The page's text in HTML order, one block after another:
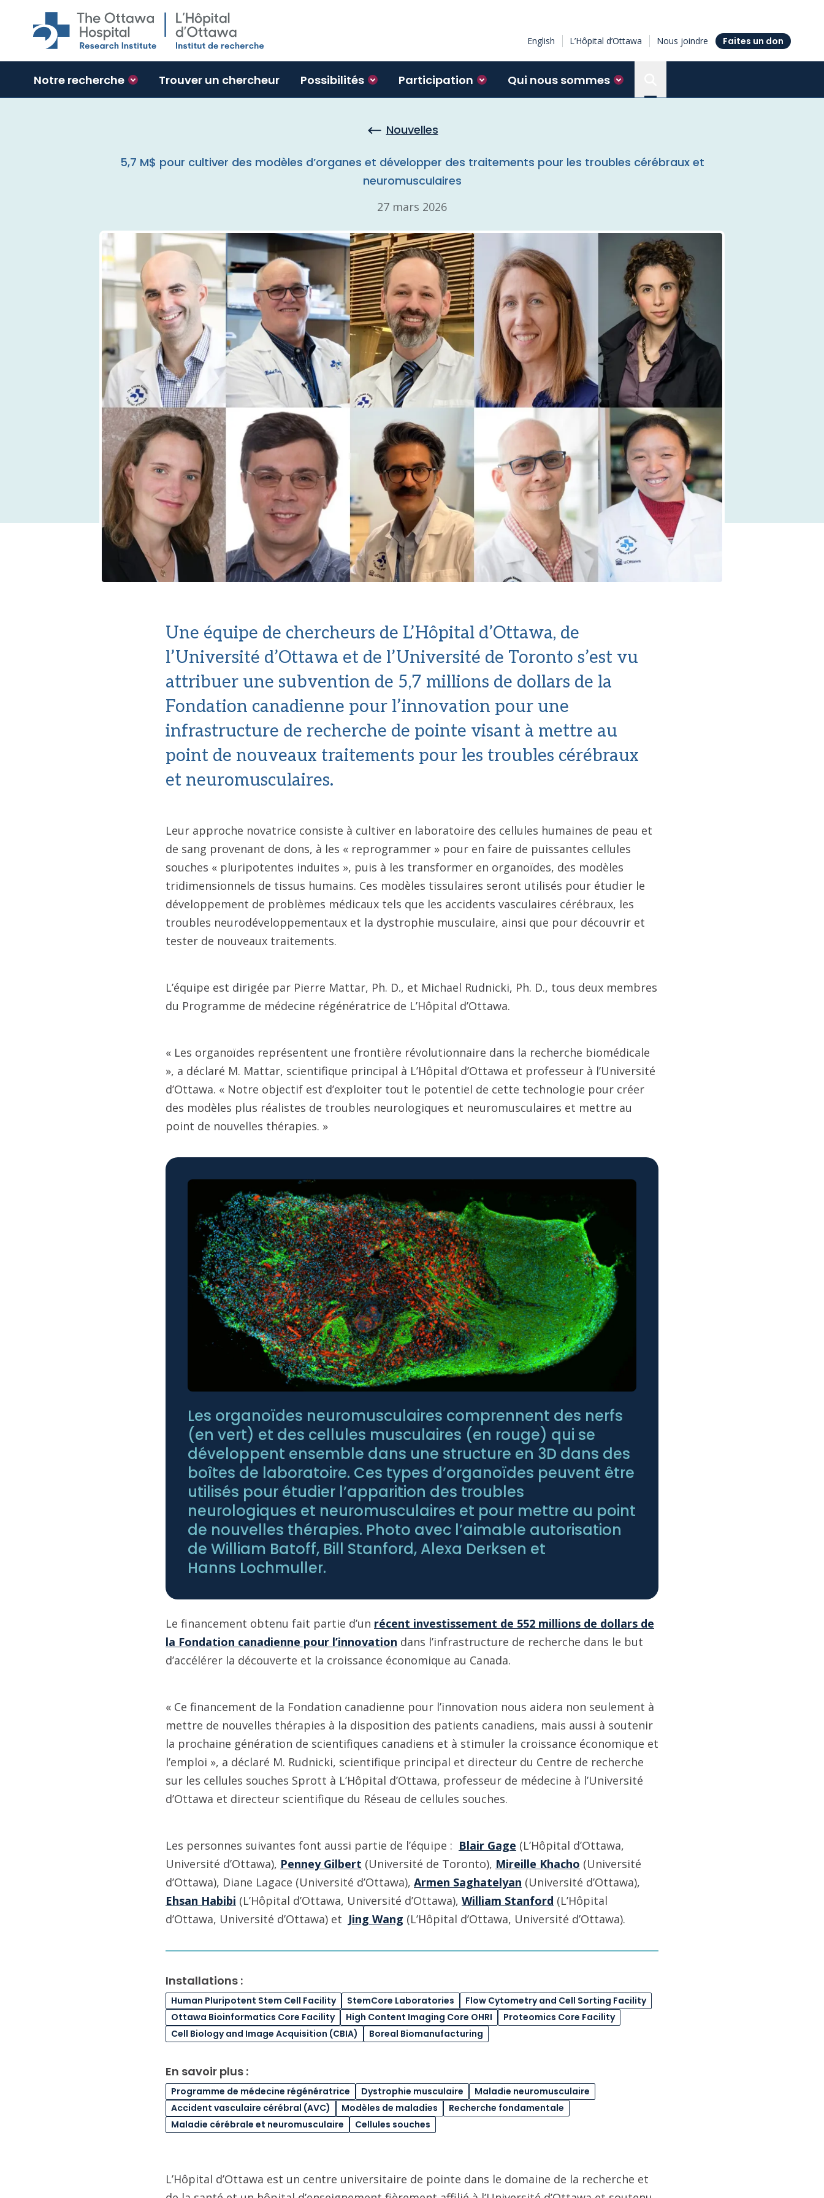
Skip to main content
English L’Hôpital d’Ottawa Nous joindre Faites un don
Notre recherche Trouver un chercheur Possibilités Participation Qui nous sommes
Nouvelles
5,7 M$ pour cultiver des modèles d’organes et développer des traitements pour les troubles cérébraux et
neuromusculaires
27 mars 2026
Une équipe de chercheurs de L’Hôpital d’Ottawa, de
l’Université d’Ottawa et de l’Université de Toronto s’est vu
attribuer une subvention de 5,7 millions de dollars de la
Fondation canadienne pour l’innovation pour une
infrastructure de recherche de pointe visant à mettre au
point de nouveaux traitements pour les troubles cérébraux
et neuromusculaires.
Leur approche novatrice consiste à cultiver en laboratoire des cellules humaines de peau et
de sang provenant de dons, à les « reprogrammer » pour en faire de puissantes cellules
souches « pluripotentes induites », puis à les transformer en organoïdes, des modèles
tridimensionnels de tissus humains. Ces modèles tissulaires seront utilisés pour étudier le
développement de problèmes médicaux tels que les accidents vasculaires cérébraux, les
troubles neurodéveloppementaux et la dystrophie musculaire, ainsi que pour découvrir et
tester de nouveaux traitements.
L’équipe est dirigée par Pierre Mattar, Ph. D., et Michael Rudnicki, Ph. D., tous deux membres
du Programme de médecine régénératrice de L’Hôpital d’Ottawa.
« Les organoïdes représentent une frontière révolutionnaire dans la recherche biomédicale
», a déclaré M. Mattar, scientifique principal à L’Hôpital d’Ottawa et professeur à l’Université
d’Ottawa. « Notre objectif est d’exploiter tout le potentiel de cette technologie pour créer
des modèles plus réalistes de troubles neurologiques et neuromusculaires et mettre au
point de nouvelles thérapies. »
Les organoïdes neuromusculaires comprennent des nerfs
(en vert) et des cellules musculaires (en rouge) qui se
développent ensemble dans une structure en 3D dans des
boîtes de laboratoire. Ces types d’organoïdes peuvent être
utilisés pour étudier l’apparition des troubles
neurologiques et neuromusculaires et pour mettre au point
de nouvelles thérapies. Photo avec l’aimable autorisation
de William Batoff, Bill Stanford, Alexa Derksen et
Hanns Lochmuller.
Le financement obtenu fait partie d’un récent investissement de 552 millions de dollars de
la Fondation canadienne pour l’innovation dans l’infrastructure de recherche dans le but
d’accélérer la découverte et la croissance économique au Canada.
« Ce financement de la Fondation canadienne pour l’innovation nous aidera non seulement à
mettre de nouvelles thérapies à la disposition des patients canadiens, mais aussi à soutenir
la prochaine génération de scientifiques canadiens et à stimuler la croissance économique et
l’emploi », a déclaré M. Rudnicki, scientifique principal et directeur du Centre de recherche
sur les cellules souches Sprott à L’Hôpital d’Ottawa, professeur de médecine à l’Université
d’Ottawa et directeur scientifique du Réseau de cellules souches.
Les personnes suivantes font aussi partie de l’équipe : Blair Gage (L’Hôpital d’Ottawa,
Université d’Ottawa), Penney Gilbert (Université de Toronto), Mireille Khacho (Université
d’Ottawa), Diane Lagace (Université d’Ottawa), Armen Saghatelyan (Université d’Ottawa),
Ehsan Habibi (L’Hôpital d’Ottawa, Université d’Ottawa), William Stanford (L’Hôpital
d’Ottawa, Université d’Ottawa) et Jing Wang (L’Hôpital d’Ottawa, Université d’Ottawa).
Installations :
Human Pluripotent Stem Cell Facility StemCore Laboratories
Flow Cytometry and Cell Sorting Facility
Ottawa Bioinformatics Core Facility
High Content Imaging Core OHRI
Proteomics Core Facility
Cell Biology and Image Acquisition (CBIA)
Boreal Biomanufacturing
En savoir plus :
Programme de médecine régénératrice Dystrophie musculaire
Maladie neuromusculaire
Accident vasculaire cérébral (AVC)
Modèles de maladies
Recherche fondamentale
Maladie cérébrale et neuromusculaire
Cellules souches
L’Hôpital d’Ottawa est un centre universitaire de pointe dans le domaine de la recherche et